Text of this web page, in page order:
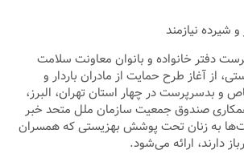
شیرده نیازمند
دفتر خانواده و بانوان معاونت سلامت
از آغاز طرح حمایت از مادران باردار و
و بدسرپرست در چهار استان تهران، البرز،
صندوق جمعیت سازمان ملل متحد خبر
به زنان تحت پوشش بهزیستی که همسران
دارند، ارائه می‌شود.